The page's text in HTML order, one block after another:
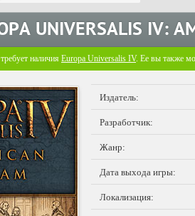
UNIVERSALIS IV:
наличия Europa Universalis IV. Ее вы также
Издатель:
Разработчик:
Жанр:
Дата выхода игры:
Локализация: